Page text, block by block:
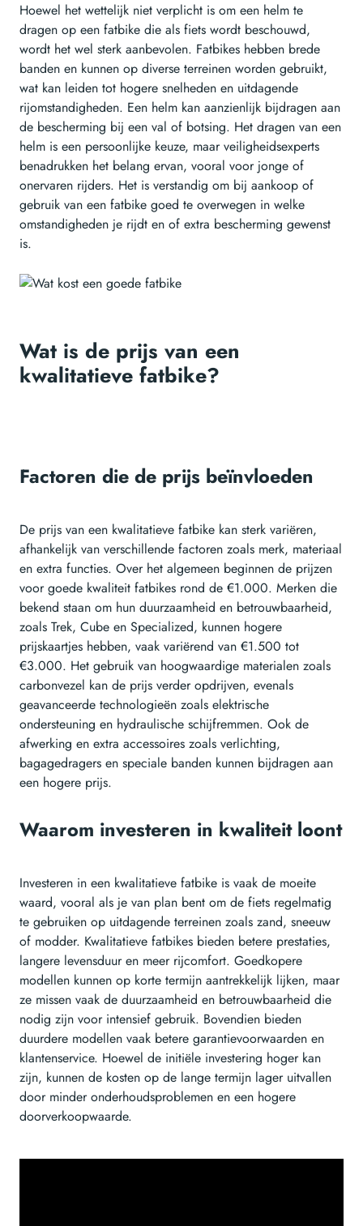
Hoewel het wettelijk niet verplicht is om een helm te
dragen op een fatbike die als fiets wordt beschouwd,
wordt het wel sterk aanbevolen. Fatbikes hebben brede
banden en kunnen op diverse terreinen worden gebruikt,
wat kan leiden tot hogere snelheden en uitdagende
rijomstandigheden. Een helm kan aanzienlijk bijdragen aan
de bescherming bij een val of botsing. Het dragen van een
helm is een persoonlijke keuze, maar veiligheidsexperts
benadrukken het belang ervan, vooral voor jonge of
onervaren rijders. Het is verstandig om bij aankoop of
gebruik van een fatbike goed te overwegen in welke
omstandigheden je rijdt en of extra bescherming gewenst
is.
Wat is de prijs van een
kwalitatieve fatbike?
Factoren die de prijs beïnvloeden
De prijs van een kwalitatieve fatbike kan sterk variëren,
afhankelijk van verschillende factoren zoals merk, materiaal
en extra functies. Over het algemeen beginnen de prijzen
voor goede kwaliteit fatbikes rond de €1.000. Merken die
bekend staan om hun duurzaamheid en betrouwbaarheid,
zoals Trek, Cube en Specialized, kunnen hogere
prijskaartjes hebben, vaak variërend van €1.500 tot
€3.000. Het gebruik van hoogwaardige materialen zoals
carbonvezel kan de prijs verder opdrijven, evenals
geavanceerde technologieën zoals elektrische
ondersteuning en hydraulische schijfremmen. Ook de
afwerking en extra accessoires zoals verlichting,
bagagedragers en speciale banden kunnen bijdragen aan
een hogere prijs.
Waarom investeren in kwaliteit loont
Investeren in een kwalitatieve fatbike is vaak de moeite
waard, vooral als je van plan bent om de fiets regelmatig
te gebruiken op uitdagende terreinen zoals zand, sneeuw
of modder. Kwalitatieve fatbikes bieden betere prestaties,
langere levensduur en meer rijcomfort. Goedkopere
modellen kunnen op korte termijn aantrekkelijk lijken, maar
ze missen vaak de duurzaamheid en betrouwbaarheid die
nodig zijn voor intensief gebruik. Bovendien bieden
duurdere modellen vaak betere garantievoorwaarden en
klantenservice. Hoewel de initiële investering hoger kan
zijn, kunnen de kosten op de lange termijn lager uitvallen
door minder onderhoudsproblemen en een hogere
doorverkoopwaarde.